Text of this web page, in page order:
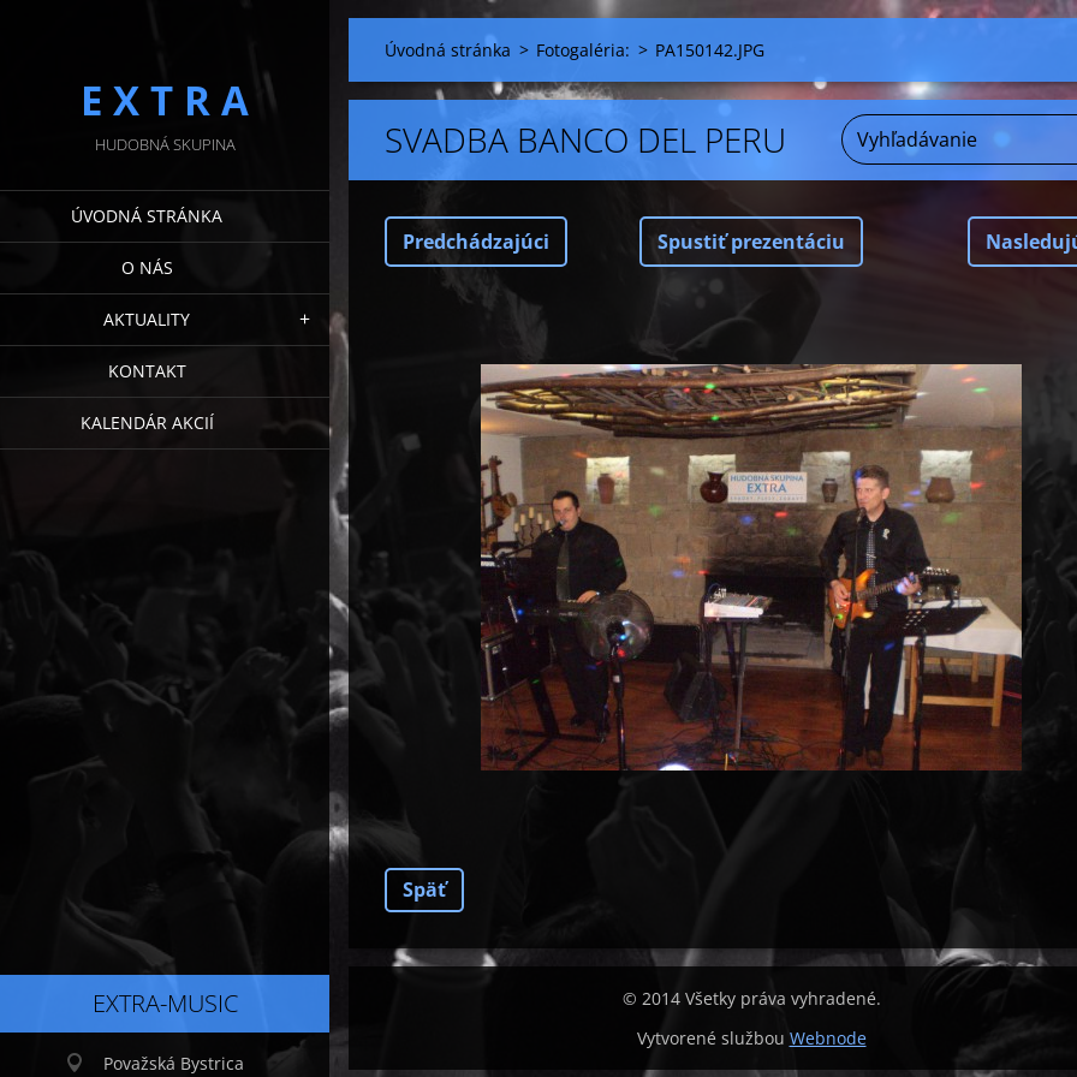
E X T R A
HUDOBNÁ SKUPINA
ÚVODNÁ STRÁNKA
O NÁS
AKTUALITY
KONTAKT
KALENDÁR AKCIÍ
EXTRA-MUSIC
Považská Bystrica
Úvodná stránka > Fotogaléria: > PA150142.JPG
SVADBA BANCO DEL PERU
Predchádzajúci Spustiť prezentáciu
Späť
© 2014 Všetky práva vyhradené.
Vytvorené službou Webnode